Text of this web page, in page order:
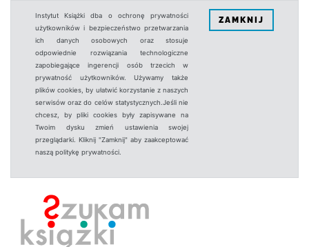
Instytut Książki dba o ochronę prywatności
użytkowników i bezpieczeństwo przetwarzania
ich danych osobowych oraz stosuje
odpowiednie rozwiązania technologiczne
zapobiegające ingerencji osób trzecich w
prywatność użytkowników. Używamy także
plików cookies, by ułatwić korzystanie z naszych
serwisów oraz do celów statystycznych.Jeśli nie
chcesz, by pliki cookies były zapisywane na
Twoim dysku zmień ustawienia swojej
przeglądarki. Kliknij "Zamknij" aby zaakceptować
naszą politykę prywatności.
ZAMKNIJ